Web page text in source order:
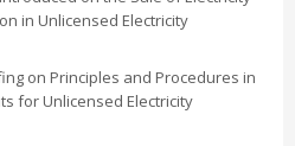
in Unlicensed Electricity
on Principles and Procedures in
for Unlicensed Electricity